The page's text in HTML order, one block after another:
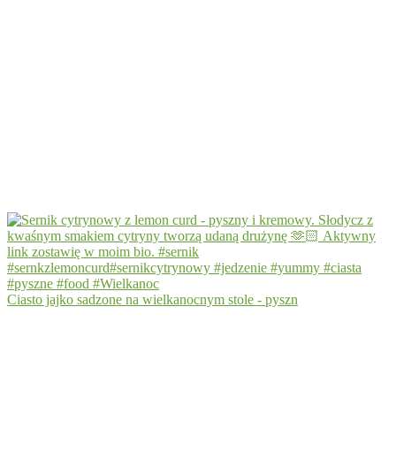
Ciasto jajko sadzone na wielkanocnym stole - pyszn